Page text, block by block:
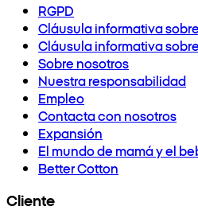
RGPD
Cláusula informativa
Cláusula informativa
Sobre nosotros
Nuestra responsabilidad
Empleo
Contacta con nosotros
Expansión
El mundo de mamá y el
Better Cotton
Cliente